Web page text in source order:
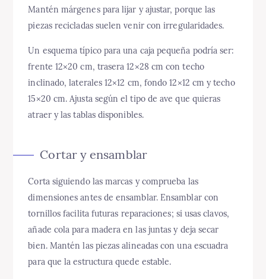
Mantén márgenes para lijar y ajustar, porque las
piezas recicladas suelen venir con irregularidades.
Un esquema típico para una caja pequeña podría ser:
frente 12×20 cm, trasera 12×28 cm con techo
inclinado, laterales 12×12 cm, fondo 12×12 cm y techo
15×20 cm. Ajusta según el tipo de ave que quieras
atraer y las tablas disponibles.
Cortar y ensamblar
Corta siguiendo las marcas y comprueba las
dimensiones antes de ensamblar. Ensamblar con
tornillos facilita futuras reparaciones; si usas clavos,
añade cola para madera en las juntas y deja secar
bien. Mantén las piezas alineadas con una escuadra
para que la estructura quede estable.